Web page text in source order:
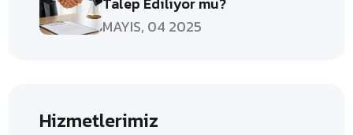
MAYIS, 04 2025
Hizmetlerimiz